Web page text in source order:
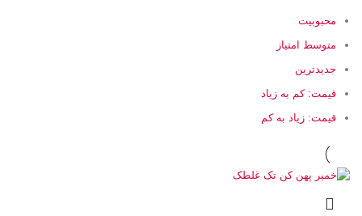
محبوبیت
متوسط امتیاز
جدیدترین
قیمت: کم به زیاد
قیمت: زیاد به کم